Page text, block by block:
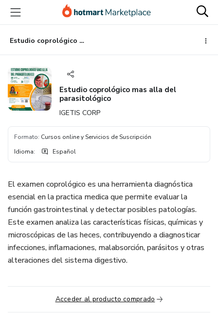
principal
página
de
página
Estudio coprológico mas alla del parasitológico
Estudio coprológico mas alla del
parasitológico
IGETIS CORP
Formato: Cursos online y Servicios de Suscripción
Idioma: Español
El examen coprológico es una herramienta diagnóstica
esencial en la practica medica que permite evaluar la
función gastrointestinal y detectar posibles patologías.
Este examen analiza las características físicas, químicas y
microscópicas de las heces, contribuyendo a diagnosticar
infecciones, inflamaciones, malabsorción, parásitos y otras
alteraciones del sistema digestivo.
Acceder al producto comprado